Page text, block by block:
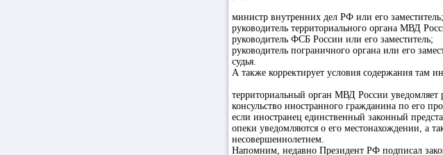
министр внутренних дел РФ или его заместитель;
руководитель территориального органа МВД
руководитель ФСБ России или его заместитель;
руководитель пограничного органа или его
судья.
А также корректирует условия содержания там
территориальный орган МВД России
консульство иностранного гражданина по его
если иностранец единственный законный
опеки уведомляются о его местонахождении, а
несовершеннолетнем.
Напомним, недавно Президент РФ подписал